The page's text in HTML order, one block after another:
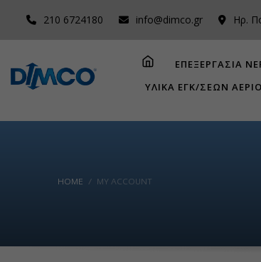
210 6724180 info@dimco.gr Ηρ.
ΕΠΕΞΕΡΓΑΣΙΑ
ΥΛΙΚΑ ΕΓΚ/ΣΕΩΝ
HOME MY ACCOUNT